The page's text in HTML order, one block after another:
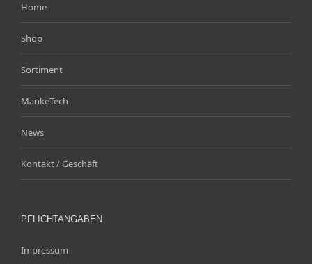
Home
Shop
Sortiment
MankeTech
News
Kontakt / Geschäft
PFLICHTANGABEN
Impressum